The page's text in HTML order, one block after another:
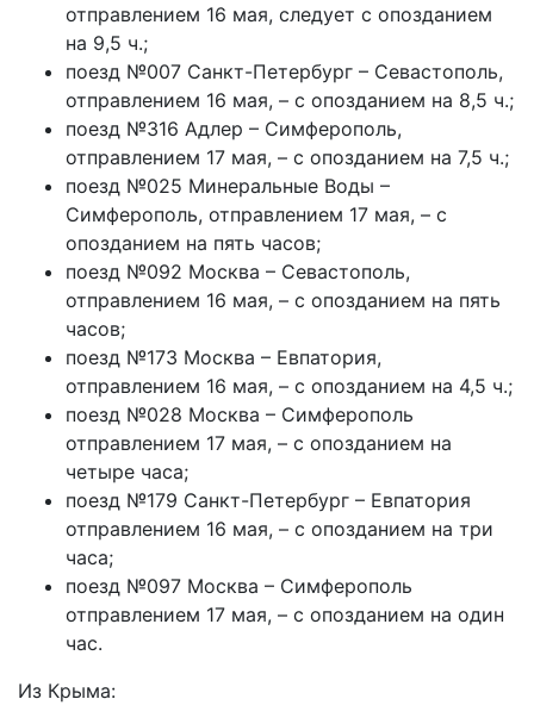
отправлением 16 мая, следует с опозданием
на 9,5 ч.;
поезд №007 Санкт-Петербург – Севастополь,
отправлением 16 мая, – с опозданием на 8,5 ч.;
поезд №316 Адлер – Симферополь,
отправлением 17 мая, – с опозданием на 7,5 ч.;
поезд №025 Минеральные Воды –
Симферополь, отправлением 17 мая, – с
опозданием на пять часов;
поезд №092 Москва – Севастополь,
отправлением 16 мая, – с опозданием на пять
часов;
поезд №173 Москва – Евпатория,
отправлением 16 мая, – с опозданием на 4,5 ч.;
поезд №028 Москва – Симферополь
отправлением 17 мая, – с опозданием на
четыре часа;
поезд №179 Санкт-Петербург – Евпатория
отправлением 16 мая, – с опозданием на три
часа;
поезд №097 Москва – Симферополь
отправлением 17 мая, – с опозданием на один
час.
Из Крыма: